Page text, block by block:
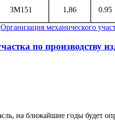
3М151 1,86 0.95
Организация механического
по производству
на ближайшие годы будет